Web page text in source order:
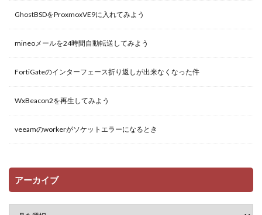
GhostBSDをProxmoxVE9に入れてみよう
mineoメールを24時間自動転送してみよう
FortiGateのインターフェース折り返しが出来なくなった件
WxBeacon2を再生してみよう
veeamのworkerがソケットエラーになるとき
アーカイブ